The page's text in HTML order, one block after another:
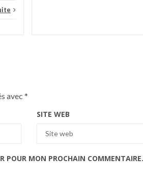
avec *
SITE WEB
POUR MON PROCHAIN COMMENTAIRE.